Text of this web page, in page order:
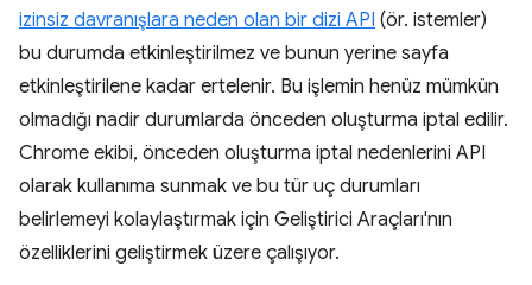
izinsiz davranışlara neden olan bir dizi API (ör. istemler)
bu durumda etkinleştirilmez ve bunun yerine sayfa
etkinleştirilene kadar ertelenir. Bu işlemin henüz mümkün
olmadığı nadir durumlarda önceden oluşturma iptal edilir.
Chrome ekibi, önceden oluşturma iptal nedenlerini API
olarak kullanıma sunmak ve bu tür uç durumları
belirlemeyi kolaylaştırmak için Geliştirici Araçları'nın
özelliklerini geliştirmek üzere çalışıyor.